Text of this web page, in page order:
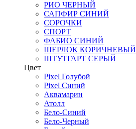
РИО ЧЕРНЫЙ
САПФИР СИНИЙ
СОРОЧКИ
СПОРТ
ФАБИО СИНИЙ
ШЕРЛОК КОРИЧНЕВЫЙ
ШТУТГАРТ СЕРЫЙ
Цвет
Pixel Голубой
Pixel Синий
Аквамарин
Атолл
Бело-Синий
Бело-Черный